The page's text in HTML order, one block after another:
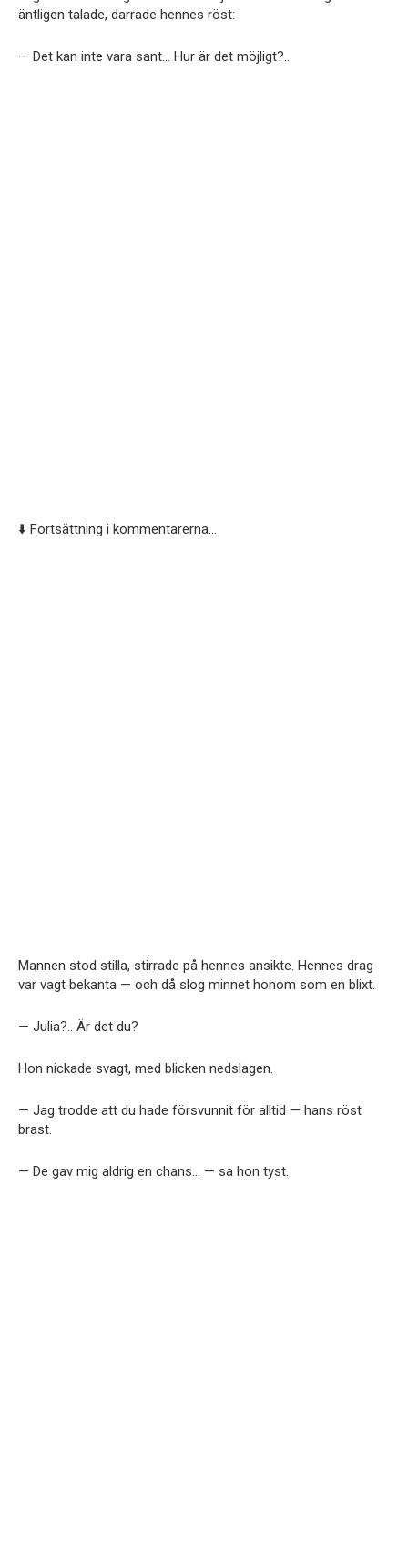
äntligen talade, darrade hennes röst:
— Det kan inte vara sant… Hur är det möjligt?..
⬇️ Fortsättning i kommentarerna…
Mannen stod stilla, stirrade på hennes ansikte. Hennes drag
var vagt bekanta — och då slog minnet honom som en blixt.
— Julia?.. Är det du?
Hon nickade svagt, med blicken nedslagen.
— Jag trodde att du hade försvunnit för alltid — hans röst
brast.
— De gav mig aldrig en chans… — sa hon tyst.